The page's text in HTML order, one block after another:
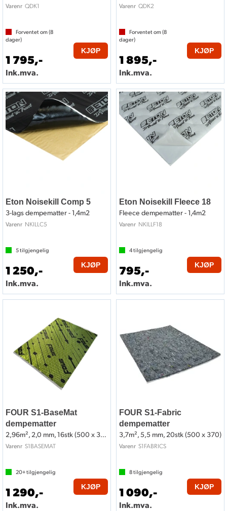
Varenr QDK1
Forventet om (8
dager)
1 795,-
Ink.mva.
KJØP
Varenr QDK2
Forventet om (8
dager)
1 895,-
Ink.mva.
KJØP
Eton Noisekill Comp 5
3-lags dempematter - 1,4m2
Varenr NKILLC5
5tilgjengelig
1 250,-
Ink.mva.
KJØP
Eton Noisekill Fleece 18
Fleece dempematter - 1,4m2
Varenr NKILLF18
4tilgjengelig
795,-
Ink.mva.
KJØP
FOUR S1-BaseMat
dempematter
2,96m², 2,0 mm, 16stk (500 x 370)
Varenr S1BASEMAT
20+tilgjengelig
1 290,-
Ink.mva.
KJØP
FOUR S1-Fabric
dempematter
3,7m², 5,5 mm, 20stk (500 x 370)
Varenr S1FABRICS
8tilgjengelig
1 090,-
Ink.mva.
KJØP